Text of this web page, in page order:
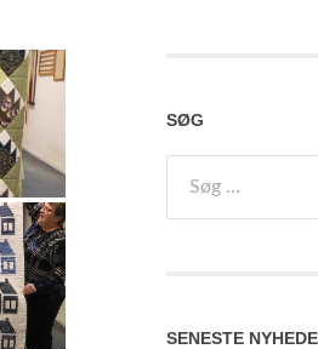
SØG
efter:
SENESTE